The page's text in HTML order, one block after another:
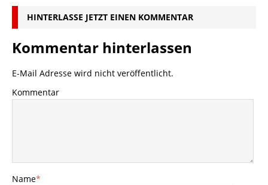
HINTERLASSE JETZT EINEN KOMMENTAR
Kommentar hinterlassen
E-Mail Adresse wird nicht veröffentlicht.
Kommentar
Name*